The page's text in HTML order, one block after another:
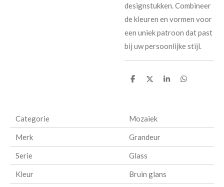
designstukken. Combineer
de kleuren en vormen voor
een uniek patroon dat past
bij uw persoonlijke stijl.
D
D
S
D
Categorie Mozaiek
Merk Grandeur
Serie Glass
Kleur Bruin glans